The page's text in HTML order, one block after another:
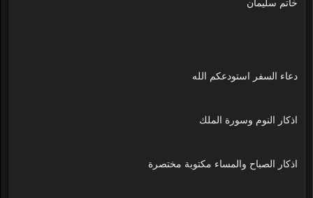
خاتم سليمان
دعاء السفر استودعكم الله
اذكار النوم وسورة الملك
اذكار الصباح والمساء مكتوبة مختصرة